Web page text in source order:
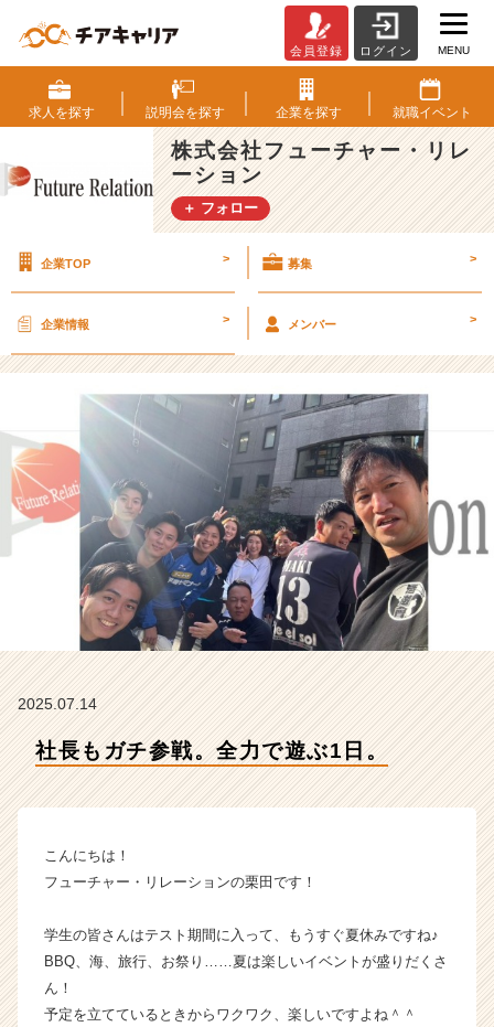
長
も
ガ
チ
参
戦。
全
遊
日。
式
社
ー
チ
ャ
ー・
リ
レ
の
ン】
ベ
ン
ャ
会員登録 ログイン MENU
求人を探す 説明会を探す 企業を探す 就職イベント
株式会社フューチャー・リレ
ーション
＋ フォロー
企業TOP > 募集 >
企業情報 > メンバー >
2025.07.14
社長もガチ参戦。全力で遊ぶ1日。
こんにちは！
フューチャー・リレーションの栗田です！
学生の皆さんはテスト期間に入って、もうすぐ夏休みですね♪
BBQ、海、旅行、お祭り……夏は楽しいイベントが盛りだくさ
ん！
予定を立てているときからワクワク、楽しいですよね＾＾